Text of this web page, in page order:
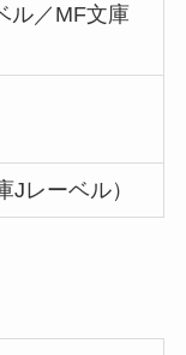
ル／MF文庫
Jレーベル）